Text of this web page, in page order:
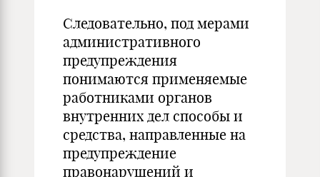
Следовательно, под мерами
административного
предупреж­дения
понимаются применяемые
работниками органов
внутренних дел способы и
средства, направленные на
предупреждение
правонарушений и